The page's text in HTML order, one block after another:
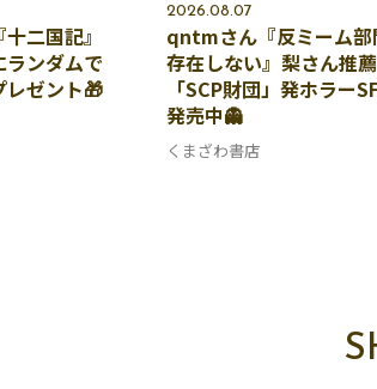
二国記』
ンダムで
レゼント🎁
2026.08.07
qntmさん『反ミーム部
存在しない』梨さん推薦
「SCP財団」発ホラー
発売中👻
くまざわ書店